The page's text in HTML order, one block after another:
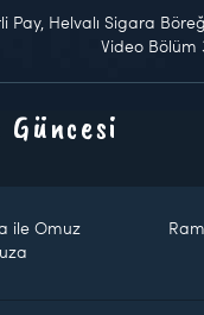
Pay, Helvalı Sigara
Video Bölüm
ile Omuz